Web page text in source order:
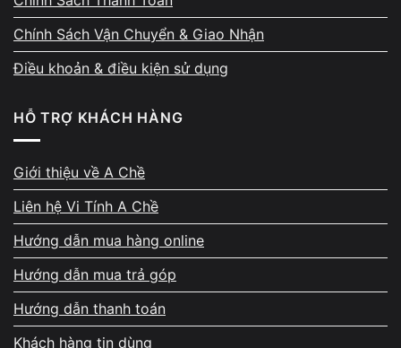
Phản hồi 5★ từ khách hàng –
thực tế
Mỗi ngày, A Chề tiếp nhận 10–20 máy sửa
chữa. Các đánh giá 5 sao trên Google Maps
rất đều, nhiều khách khen về kỹ thuật chuyên
sâu, cách giải thích rõ ràng, thái độ hỗ trợ
tận tâm và quy trình minh bạch. Không ít
khách từng sửa tại A Chề sau đó đã quay lại
Chính Sách Vận Chuyển & Giao Nhận
Điều khoản & điều kiện sử dụng
HỖ TRỢ KHÁCH HÀNG
Giới thiệu về A Chề
Liên hệ Vi Tính A Chề
Hướng dẫn mua hàng online
Hướng dẫn mua trả góp
Hướng dẫn thanh toán
Khách hàng tin dùng